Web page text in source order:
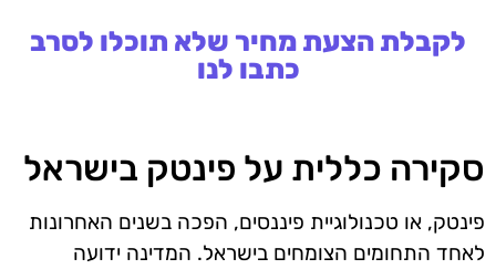
לקבלת הצעת מחיר שלא תוכלו לסרב
כתבו לנו
סקירה כללית על פינטק בישראל
פינטק, או טכנולוגיית פיננסים, הפכה בשנים האחרונות
לאחד התחומים הצומחים בישראל. המדינה ידועה